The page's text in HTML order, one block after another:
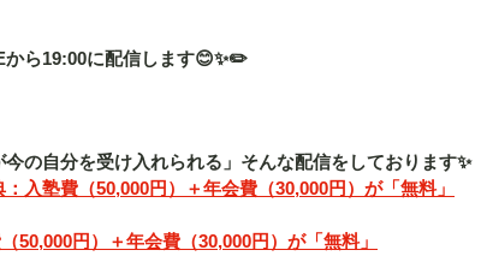
から19:00に配信します😊✨✏️
の自分を受け入れられる」そんな配信をしております✨
入塾費（50,000円）＋年会費（30,000円）が「無料」
50,000円）＋年会費（30,000円）が「無料」